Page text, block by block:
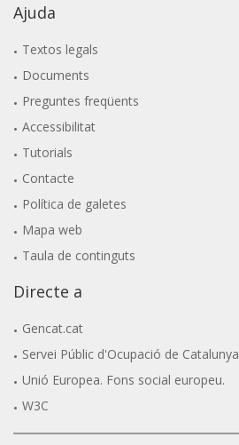
Ajuda
Textos legals
Documents
Preguntes freqüents
Accessibilitat
Tutorials
Contacte
Política de galetes
Mapa web
Taula de continguts
Directe a
Gencat.cat
Servei Públic d'Ocupació de Catalunya
Unió Europea. Fons social europeu.
W3C